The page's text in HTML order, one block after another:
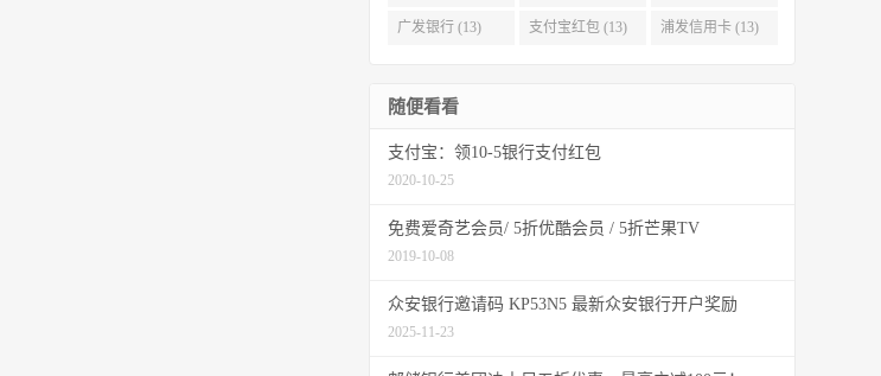
广发银行 (13) 支付宝红包 (13) 浦发信用卡 (13)
随便看看
支付宝：领10-5银行支付红包
2020-10-25
免费爱奇艺会员/ 5折优酷会员 / 5折芒果TV
2019-10-08
众安银行邀请码 KP53N5 最新众安银行开户奖励
2025-11-23